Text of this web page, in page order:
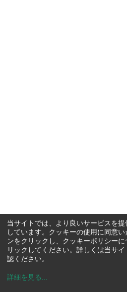
当サイトでは、より良いサービスを
しています。クッキーの使用に同意
ンをクリックし、クッキーポリシー
リックしてください。詳しくは当サイ
認ください。
詳細を見る ...